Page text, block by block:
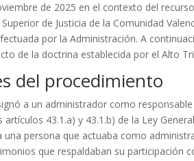
de 2025 en el contexto del
de Justicia de la Comunidad
por la Administración. A
de la doctrina establecida por el Alto
del procedimiento
a un administrador como
43.1.a) y 43.1.b) de la Ley
una persona que actuaba como
que respaldaban su participación